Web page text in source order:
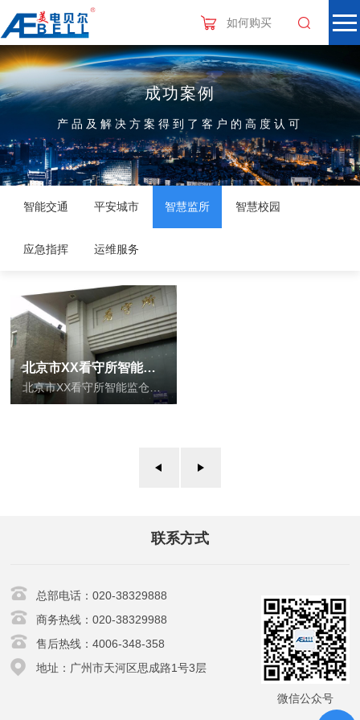
如何购买
成功案例
产品及解决方案得到了客户的高度认可
智能交通 平安城市 智慧监所 智慧校园
应急指挥 运维服务
北京市XX看守所智能监仓屏管理系统
北京市XX看守所智能监仓屏管理系统
联系方式
总部电话：020-38329888
商务热线：020-38329988
售后热线：4006-348-358
地址：广州市天河区思成路1号3层
微信公众号